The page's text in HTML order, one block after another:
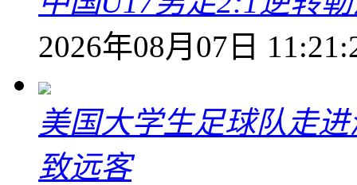
2026年08月07日
美国大学生足球队走
致远客